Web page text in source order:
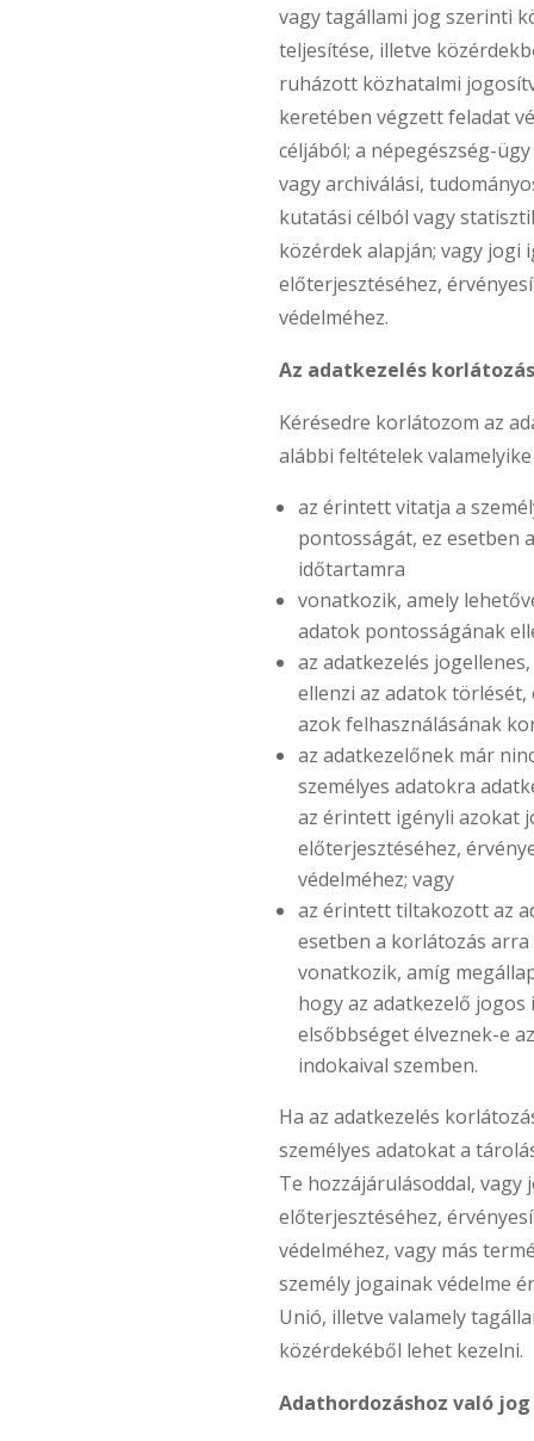
vagy tagállami jog szerinti
teljesítése, illetve
ruházott közhatalmi
keretében végzett feladat
céljából; a népegészség-
vagy archiválási,
kutatási célból vagy
közérdek alapján; vagy jogi
előterjesztéséhez,
védelméhez.
Az adatkezelés
Kérésedre korlátozom az
alábbi feltételek
az érintett vitatja a
pontosságát, ez esetben
időtartamra
vonatkozik, amely
adatok pontosságának
az adatkezelés
ellenzi az adatok
azok felhasználásának
az adatkezelőnek már
személyes adatokra
az érintett igényli azokat
előterjesztéséhez,
védelméhez; vagy
az érintett tiltakozott az
esetben a korlátozás
vonatkozik, amíg
hogy az adatkezelő jogos
elsőbbséget élveznek-e
indokaival szemben.
Ha az adatkezelés
személyes adatokat a
Te hozzájárulásoddal, vagy
előterjesztéséhez,
védelméhez, vagy más
személy jogainak védelme
Unió, illetve valamely
közérdekéből lehet kezelni.
Adathordozáshoz való jog